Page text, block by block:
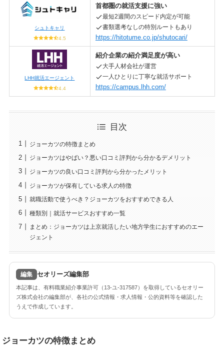
シュトキャリ
4.5
首都圏の就活支援に強い
最短2週間のスピード内定が可能
書類選考なしの特別ルートもあり
https://hitotume.co.jp/shutocari/
LHH就活エージェント
4.4
紹介企業の紹介満足度が高い
大手人材会社が運営
一人ひとりに丁寧な就活サポート
https://campus.lhh.com/
目次
ジョーカツの特徴まとめ
ジョーカツはやばい？悪い口コミ評判から分かるデメリット
ジョーカツの良い口コミ評判から分かったメリット
ジョーカツが保有している求人の特徴
就職活動で使うべき？ジョーカツをおすすめできる人
種類別｜就活サービスおすすめ一覧
まとめ：ジョーカツは上京就活したい地方学生におすすめのエー
ジェント
編集 セオリーズ編集部
本記事は、有料職業紹介事業許可（13-ユ-317587）を取得しているセオリー
ズ株式会社の編集部が、各社の公式情報・求人情報・公的資料等を確認した
うえで作成しています。
ジョーカツの特徴まとめ